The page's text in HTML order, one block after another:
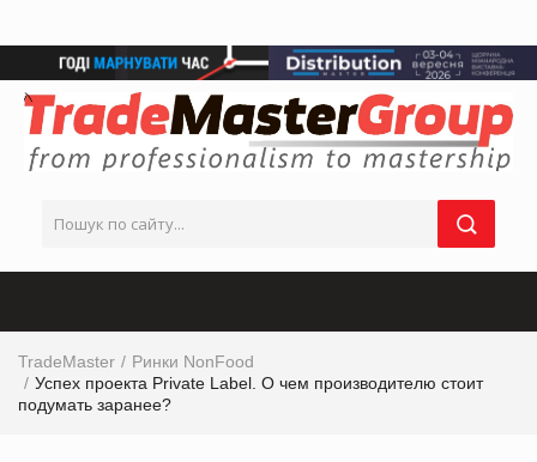
TradeMaster
Ринки NonFood
Успех проекта Private Label. О чем производителю стоит
подумать заранее?